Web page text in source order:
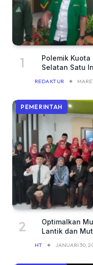
Polemik Kuota
Selatan Satu
REDAKTUR
PEMERINTAH
Optimalkan
Lantik dan
HT JANUARI 30,